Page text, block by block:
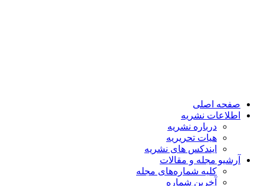
اصلی
نشریه
درباره نشریه
هیات تحریریه
ایندکس های نشریه
مجله و مقالات
کلیه شماره‌های مجله
آخرین شماره